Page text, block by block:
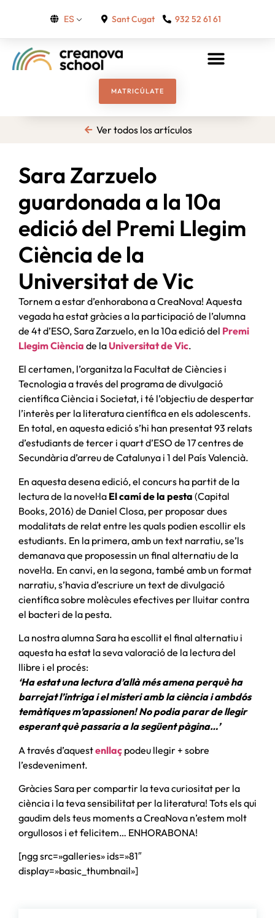
ES Sant Cugat 932 52 61 61
MATRICÚLATE
Ver todos los artículos
Sara Zarzuelo
guardonada a la 10a
edició del Premi Llegim
Ciència de la
Universitat de Vic
Tornem a estar d’enhorabona a CreaNova! Aquesta
vegada ha estat gràcies a la participació de l’alumna
de 4t d’ESO, Sara Zarzuelo, en la 10a edició del Premi
Llegim Ciència de la Universitat de Vic.
El certamen, l’organitza la Facultat de Ciències i
Tecnologia a través del programa de divulgació
científica Ciència i Societat, i té l’objectiu de despertar
l’interès per la literatura científica en els adolescents.
En total, en aquesta edició s’hi han presentat 93 relats
d’estudiants de tercer i quart d’ESO de 17 centres de
Secundària d’arreu de Catalunya i 1 del País Valencià.
En aquesta desena edició, el concurs ha partit de la
lectura de la novel·la El camí de la pesta (Capital
Books, 2016) de Daniel Closa, per proposar dues
modalitats de relat entre les quals podien escollir els
estudiants. En la primera, amb un text narratiu, se’ls
demanava que proposessin un final alternatiu de la
novel·la. En canvi, en la segona, també amb un format
narratiu, s’havia d’escriure un text de divulgació
científica sobre molècules efectives per lluitar contra
el bacteri de la pesta.
La nostra alumna Sara ha escollit el final alternatiu i
aquesta ha estat la seva valoració de la lectura del
llibre i el procés:
‘Ha estat una lectura d’allà més amena perquè ha
barrejat l’intriga i el misteri amb la ciència i ambdós
temàtiques m’apassionen! No podia parar de llegir
esperant què passaria a la següent pàgina…’
A través d’aquestenllaç podeu llegir + sobre
l’esdeveniment.
Gràcies Sara per compartir la teva curiositat per la
ciència i la teva sensibilitat per la literatura! Tots els qui
gaudim dels teus moments a CreaNova n’estem molt
orgullosos i et felicitem… ENHORABONA!
[ngg src=»galleries» ids=»81″
display=»basic_thumbnail»]